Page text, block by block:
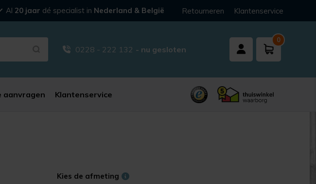
Al 20 jaar dé specialist in Nederland & België Retourneren Klantenservice
0228 - 222 132 - nu gesloten
0
Klantenservice
Kies de afmeting